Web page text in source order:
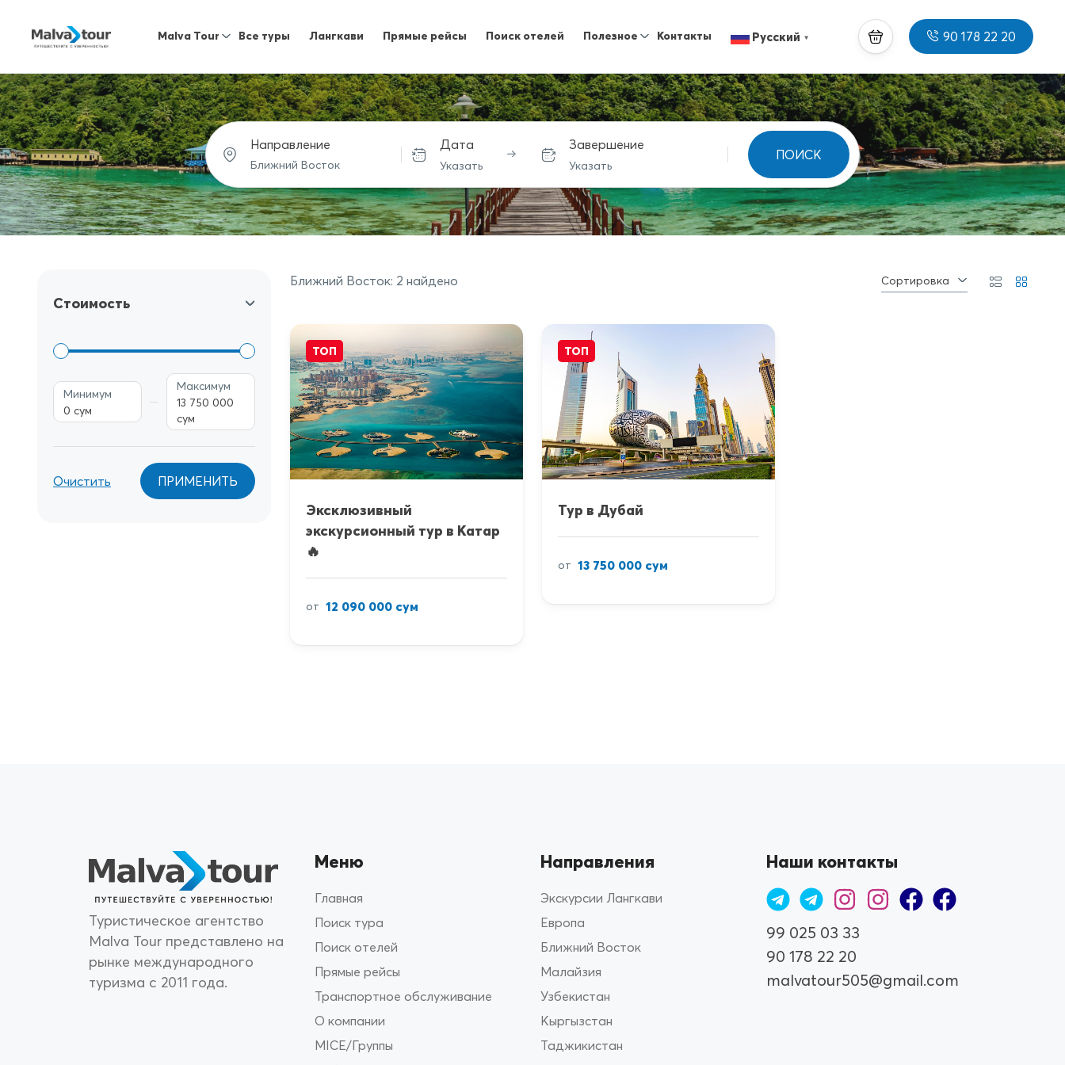
Malva Tour Все туры Лангкави Прямые рейсы Поиск отелей Полезное Контакты Русский ▼ 90 178 22 20
Направление Дата
Указать
Завершение
Указать
ПОИСК
Стоимость
Минимум
0 сум
Максимум
13 750 000
сум
Очистить ПРИМЕНИТЬ
Сортировка
Ближний Восток: 2 найдено
ТОП
Эксклюзивный
экскурсионный тур в Катар
🔥
от 12 090 000 сум
ТОП
Тур в Дубай
от 13 750 000 сум
Туристическое агентство
Malva Tour представлено на
рынке международного
туризма с 2011 года.
Меню
Главная
Поиск тура
Поиск отелей
Прямые рейсы
Транспортное обслуживание
О компании
MICE/Группы
Направления
Экскурсии Лангкави
Европа
Ближний Восток
Малайзия
Узбекистан
Кыргызстан
Таджикистан
Наши контакты
99 025 03 33
90 178 22 20
malvatour505@gmail.com